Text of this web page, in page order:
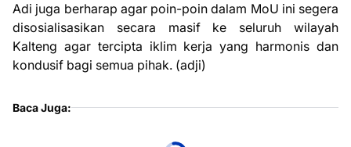
Adi juga berharap agar poin-poin dalam MoU ini segera
disosialisasikan secara masif ke seluruh wilayah
Kalteng agar tercipta iklim kerja yang harmonis dan
kondusif bagi semua pihak. (adji)
Baca Juga: